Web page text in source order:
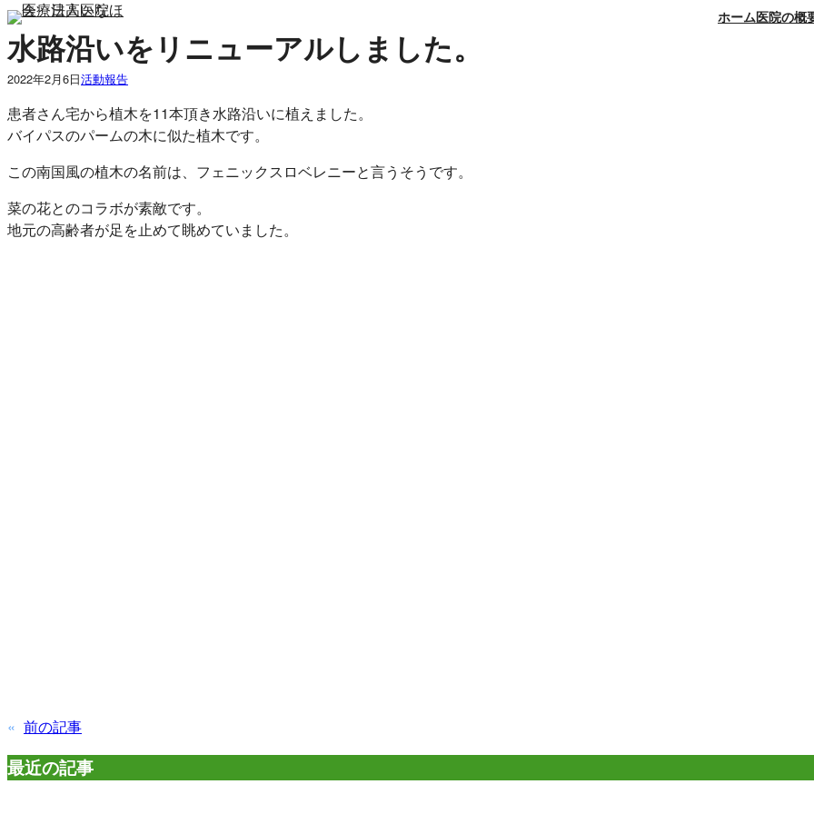
内
容
を
ス
キ
ッ
プ
ホーム医院の概
水路沿いをリニューアルしました。
2022年2月6日活動報告
患者さん宅から植木を11本頂き水路沿いに植えました。
バイパスのパームの木に似た植木です。
この南国風の植木の名前は、フェニックスロベレニーと言うそうです。
菜の花とのコラボが素敵です。
地元の高齢者が足を止めて眺めていました。
« 前の記事
最近の記事